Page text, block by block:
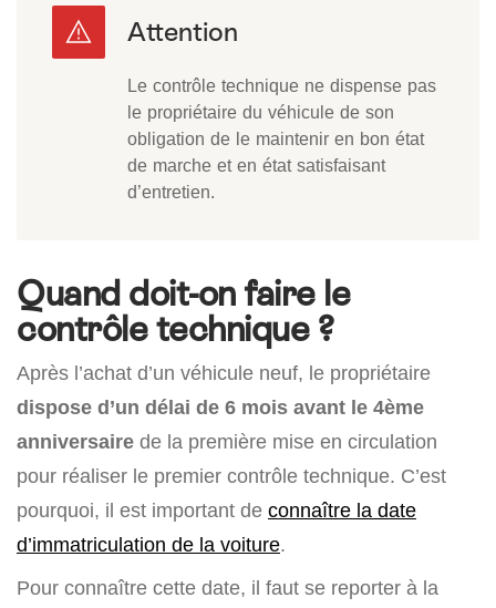
Le contrôle technique ne dispense pas
le propriétaire du véhicule de son
obligation de le maintenir en bon état
de marche et en état satisfaisant
d’entretien.
Quand doit-on faire le
contrôle technique ?
Après l’achat d’un véhicule neuf, le propriétaire
dispose d’un délai de 6 mois avant le 4ème
anniversaire de la première mise en circulation
pour réaliser le premier contrôle technique. C’est
pourquoi, il est important de connaître la date
d’immatriculation de la voiture.
Pour connaître cette date, il faut se reporter à la